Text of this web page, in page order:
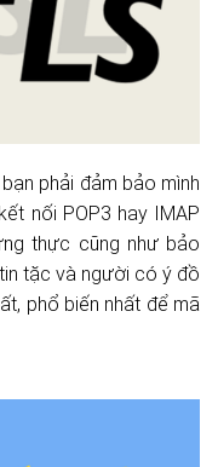
phải đảm bảo mình
nối POP3 hay IMAP
thực cũng như bảo
tặc và người có ý đồ
phổ biến nhất để mã